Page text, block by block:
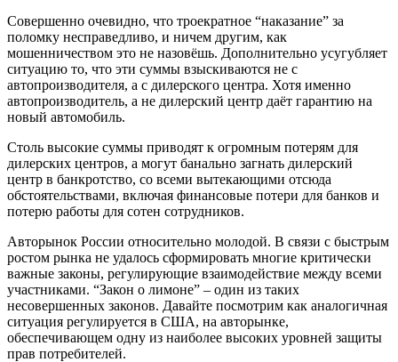
Совершенно очевидно, что троекратное “наказание” за
поломку несправедливо, и ничем другим, как
мошенничеством это не назовёшь. Дополнительно усугубляет
ситуацию то, что эти суммы взыскиваются не с
автопроизводителя, а с дилерского центра. Хотя именно
автопроизводитель, а не дилерский центр даёт гарантию на
новый автомобиль.
Столь высокие суммы приводят к огромным потерям для
дилерских центров, а могут банально загнать дилерский
центр в банкротство, со всеми вытекающими отсюда
обстоятельствами, включая финансовые потери для банков и
потерю работы для сотен сотрудников.
Авторынок России относительно молодой. В связи с быстрым
ростом рынка не удалось сформировать многие критически
важные законы, регулирующие взаимодействие между всеми
участниками. “Закон о лимоне” – один из таких
несовершенных законов. Давайте посмотрим как аналогичная
ситуация регулируется в США, на авторынке,
обеспечивающем одну из наиболее высоких уровней защиты
прав потребителей.